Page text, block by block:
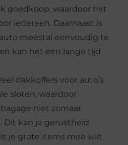
goedkoop, waardoor het
iedereen. Daarnaast is
meestal eenvoudig te
kan het een lange tijd
dakkoffers voor auto’s
sloten, waardoor
niet zomaar
Dit kan je gerustheid
je grote items mee wilt